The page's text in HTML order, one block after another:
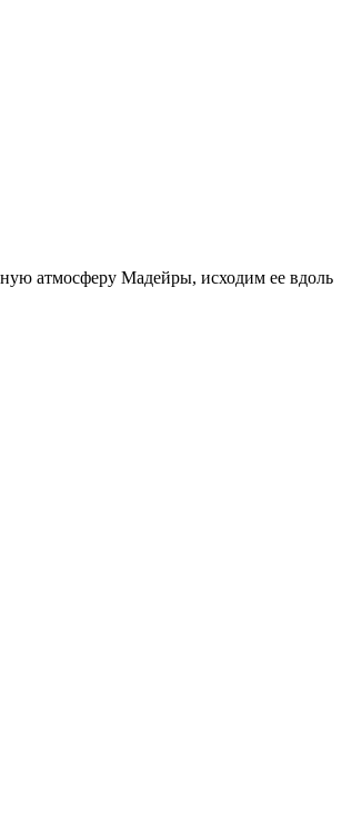
атмосферу Мадейры, исходим ее вдоль